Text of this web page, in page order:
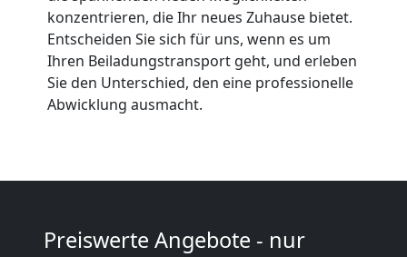
konzentrieren, die Ihr neues Zuhause bietet.
Entscheiden Sie sich für uns, wenn es um
Ihren Beiladungstransport geht, und erleben
Sie den Unterschied, den eine professionelle
Abwicklung ausmacht.
Preiswerte Angebote - nur
Mini
Umzug
Wiener
Umzug